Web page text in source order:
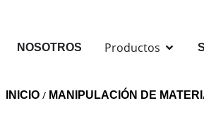
NOSOTROS Productos
INICIO / MANIPULACIÓN DE